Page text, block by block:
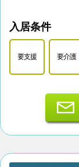
入居条件
要支援 要介護